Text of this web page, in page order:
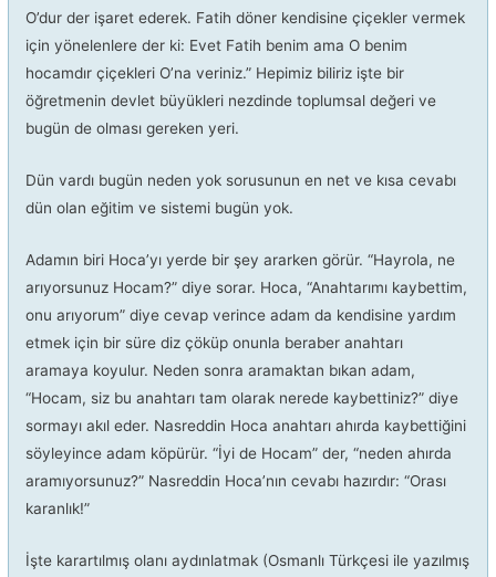
O’dur der işaret ederek. Fatih döner kendisine çiçekler vermek
için yönelenlere der ki: Evet Fatih benim ama O benim
hocamdır çiçekleri O’na veriniz.” Hepimiz biliriz işte bir
öğretmenin devlet büyükleri nezdinde toplumsal değeri ve
bugün de olması gereken yeri.
Dün vardı bugün neden yok sorusunun en net ve kısa cevabı
dün olan eğitim ve sistemi bugün yok.
Adamın biri Hoca’yı yerde bir şey ararken görür. “Hayrola, ne
arıyorsunuz Hocam?” diye sorar. Hoca, “Anahtarımı kaybettim,
onu arıyorum” diye cevap verince adam da kendisine yardım
etmek için bir süre diz çöküp onunla beraber anahtarı
aramaya koyulur. Neden sonra aramaktan bıkan adam,
“Hocam, siz bu anahtarı tam olarak nerede kaybettiniz?” diye
sormayı akıl eder. Nasreddin Hoca anahtarı ahırda kaybettiğini
söyleyince adam köpürür. “İyi de Hocam” der, “neden ahırda
aramıyorsunuz?” Nasreddin Hoca’nın cevabı hazırdır: “Orası
karanlık!”
İşte karartılmış olanı aydınlatmak (Osmanlı Türkçesi ile yazılmış